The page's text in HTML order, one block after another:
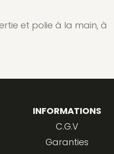
et polie à la main, à
INFORMATIONS
C.G.V
Garanties